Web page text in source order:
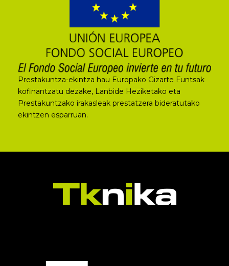
Prestakuntza-ekintza hau Europako Gizarte Funtsak
kofinantzatu dezake, Lanbide Heziketako eta
Prestakuntzako irakasleak prestatzera bideratutako
ekintzen esparruan.